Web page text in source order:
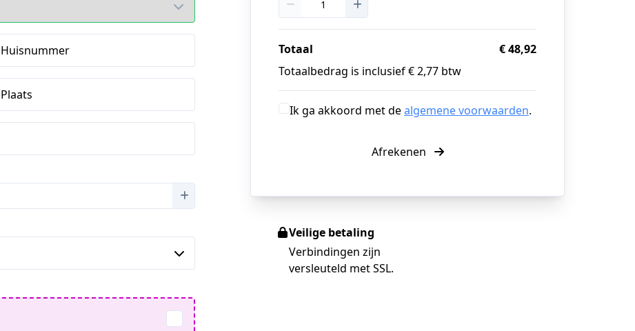
Huisnummer
Plaats
Totaal
€ 48,92
Totaalbedrag is inclusief € 2,77 btw
Ik ga akkoord met dealgemene voorwaarden.
Afrekenen
Veilige betaling
Verbindingen zijn
versleuteld met SSL.